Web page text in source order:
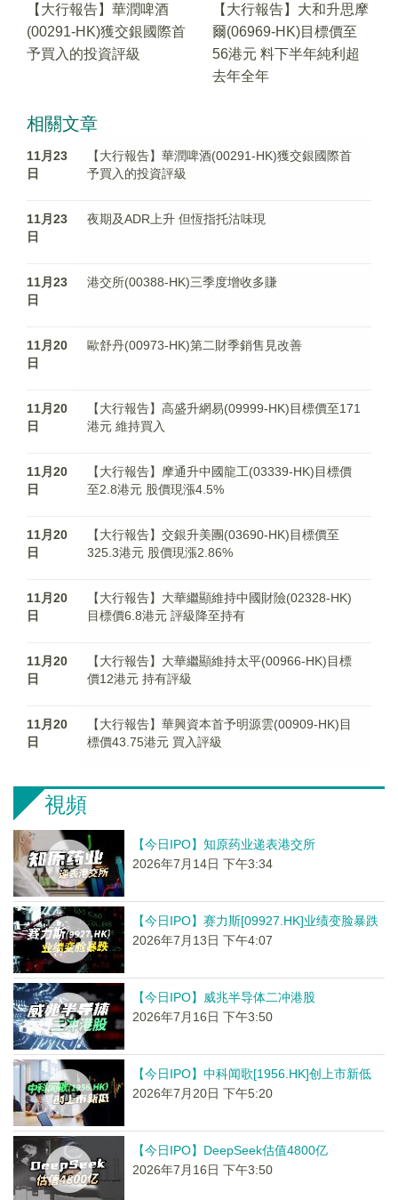
【大行報告】華潤啤酒
(00291-HK)獲交銀國際首
予買入的投資評級
【大行報告】大和升思摩
爾(06969-HK)目標價至
56港元 料下半年純利超
去年全年
相關文章
11月23
日
【大行報告】華潤啤酒(00291-HK)獲交銀國際首
予買入的投資評級
11月23
日
夜期及ADR上升 但恆指托沽味現
11月23
日
港交所(00388-HK)三季度增收多賺
11月20
日
歐舒丹(00973-HK)第二財季銷售見改善
11月20
日
【大行報告】高盛升網易(09999-HK)目標價至171
港元 維持買入
11月20
日
【大行報告】摩通升中國龍工(03339-HK)目標價
至2.8港元 股價現漲4.5%
11月20
日
【大行報告】交銀升美團(03690-HK)目標價至
325.3港元 股價現漲2.86%
11月20
日
【大行報告】大華繼顯維持中國財險(02328-HK)
目標價6.8港元 評級降至持有
11月20
日
【大行報告】大華繼顯維持太平(00966-HK)目標
價12港元 持有評級
11月20
日
【大行報告】華興資本首予明源雲(00909-HK)目
標價43.75港元 買入評級
視頻
【今日IPO】知原药业递表港交所
2026年7月14日 下午3:34
【今日IPO】赛力斯[09927.HK]业绩变脸暴跌
2026年7月13日 下午4:07
【今日IPO】威兆半导体二冲港股
2026年7月16日 下午3:50
【今日IPO】中科闻歌[1956.HK]创上市新低
2026年7月20日 下午5:20
【今日IPO】DeepSeek估值4800亿
2026年7月16日 下午3:50